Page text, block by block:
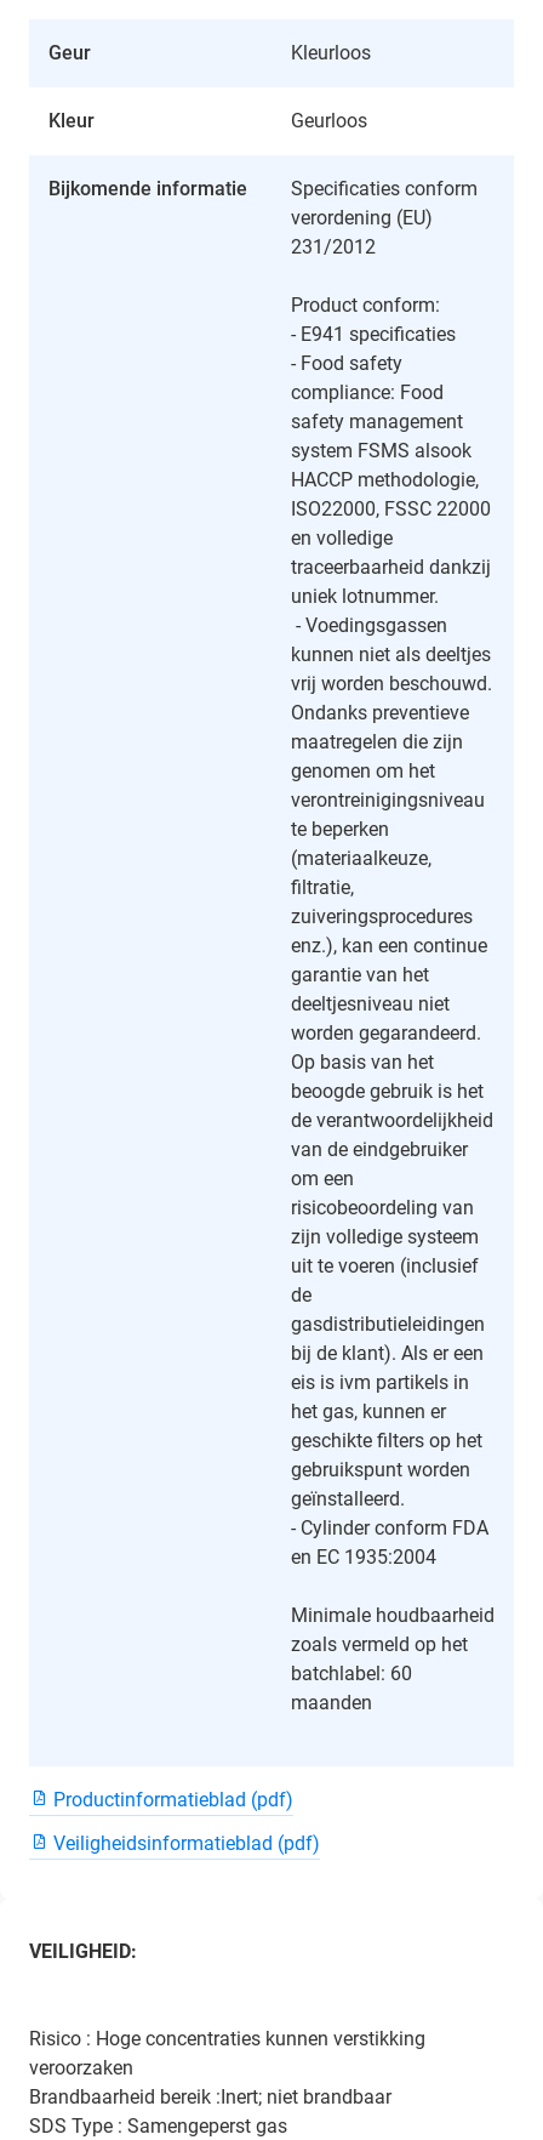
Geur Kleurloos
Kleur Geurloos
Bijkomende informatie
Specificaties conform
verordening (EU)
231/2012
Product conform:
- E941 specificaties
- Food safety
compliance: Food
safety management
system FSMS alsook
HACCP methodologie,
ISO22000, FSSC 22000
en volledige
traceerbaarheid dankzij
uniek lotnummer.
- Voedingsgassen
kunnen niet als deeltjes
vrij worden beschouwd.
Ondanks preventieve
maatregelen die zijn
genomen om het
verontreinigingsniveau
te beperken
(materiaalkeuze,
filtratie,
zuiveringsprocedures
enz.), kan een continue
garantie van het
deeltjesniveau niet
worden gegarandeerd.
Op basis van het
beoogde gebruik is het
de verantwoordelijkheid
van de eindgebruiker
om een
risicobeoordeling van
zijn volledige systeem
uit te voeren (inclusief
de
gasdistributieleidingen
bij de klant). Als er een
eis is ivm partikels in
het gas, kunnen er
geschikte filters op het
gebruikspunt worden
geïnstalleerd.
- Cylinder conform FDA
en EC 1935:2004
Minimale houdbaarheid
zoals vermeld op het
batchlabel: 60
maanden
Productinformatieblad (pdf)
Veiligheidsinformatieblad (pdf)
VEILIGHEID:
Risico : Hoge concentraties kunnen verstikking
veroorzaken
Brandbaarheid bereik :Inert; niet brandbaar
SDS Type : Samengeperst gas